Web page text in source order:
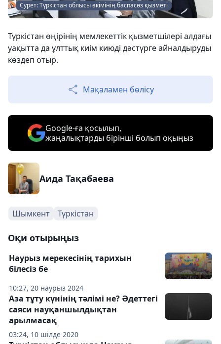
Сурет: Түркістан облысы әкімінің баспасөз қызметі
Түркістан өңірінің мемлекеттік қызметшілері алдағы
уақытта да ұлттық киім киюді дәстүрге айналдыруды
көздеп отыр.
Мақаламен бөлісу
Google-ға қосылып,
жаңалықтарды бірінші болып оқыңыз
Аида Тақабаева
Шымкент Түркістан
Оқи отырыңыз
10:27, 20 наурыз 2024
Наурыз мерекесінің тарихын
білесіз бе
03:24, 10 шілде 2020
Аза тұту күнінің тәлімі не? Әдеттегі
саяси науқаншылдықтан
арылмасақ